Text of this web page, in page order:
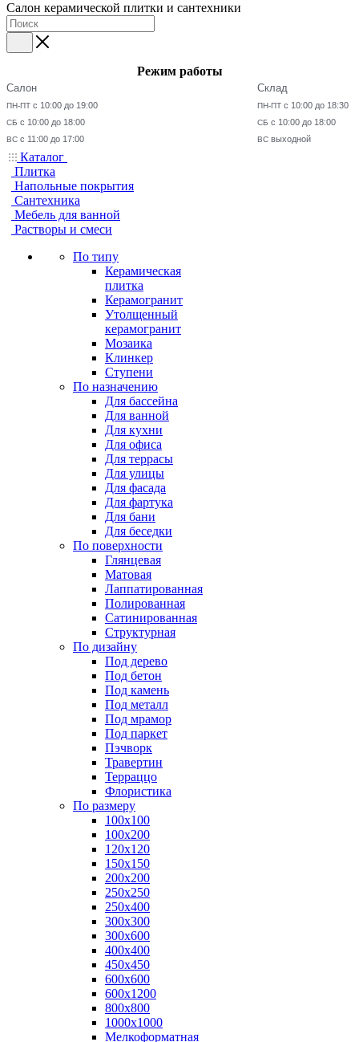
Салон керамической плитки и сантехники
Режим работы
Салон
ПН-ПТ с 10:00 до 19:00
СБ с 10:00 до 18:00
ВС с 11:00 до 17:00
Склад
ПН-ПТ с 10:00 до 18:30
СБ с 10:00 до 18:00
ВС выходной
Каталог
Плитка
Напольные покрытия
Сантехника
Мебель для ванной
Растворы и смеси
По типу
Керамическая
плитка
Керамогранит
Утолщенный
керамогранит
Мозаика
Клинкер
Ступени
По назначению
Для бассейна
Для ванной
Для кухни
Для офиса
Для террасы
Для улицы
Для фасада
Для фартука
Для бани
Для беседки
По поверхности
Глянцевая
Матовая
Лаппатированная
Полированная
Сатинированная
Структурная
По дизайну
Под дерево
Под бетон
Под камень
Под металл
Под мрамор
Под паркет
Пэчворк
Травертин
Терраццо
Флористика
По размеру
100х100
100х200
120х120
150х150
200х200
250х250
250х400
300х300
300х600
400х400
450х450
600х600
600х1200
800х800
1000х1000
Мелкоформатная